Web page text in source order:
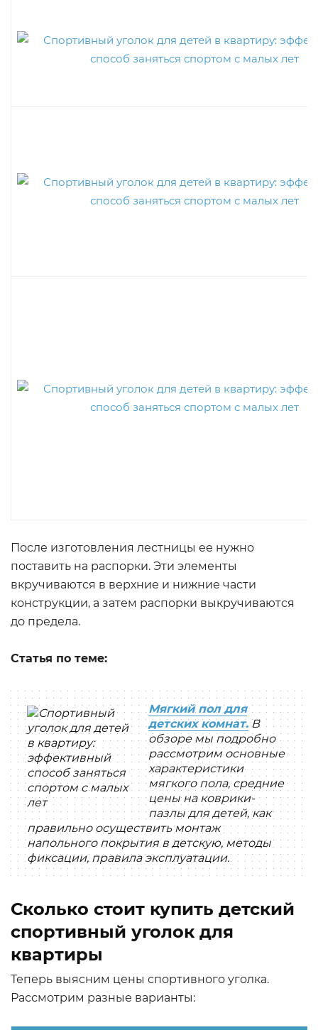
После изготовления лестницы ее нужно
поставить на распорки. Эти элементы
вкручиваются в верхние и нижние части
конструкции, а затем распорки выкручиваются
до предела.
Статья по теме:
Мягкий пол для
детских комнат. В
обзоре мы подробно
рассмотрим основные
характеристики
мягкого пола, средние
цены на коврики-
пазлы для детей, как
правильно осуществить монтаж
напольного покрытия в детскую, методы
фиксации, правила эксплуатации.
Сколько стоит купить детский
спортивный уголок для
квартиры
Теперь выясним цены спортивного уголка.
Рассмотрим разные варианты: